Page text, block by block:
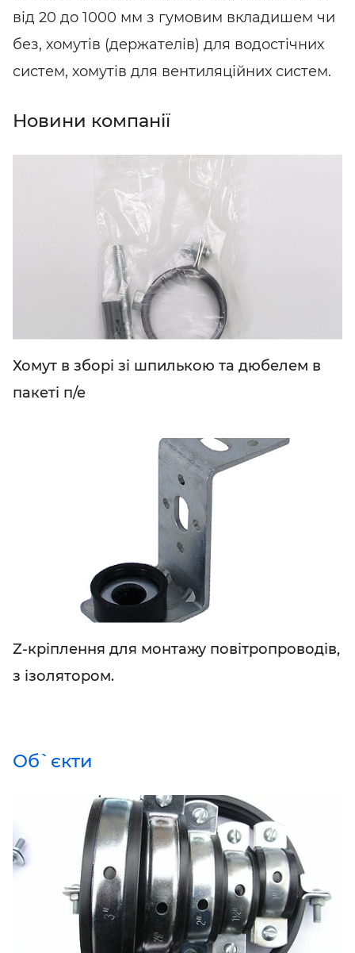
від 20 до 1000 мм з гумовим вкладишем чи
без, хомутів (держателів) для водостічних
систем, хомутів для вентиляційних систем.
Новини компанії
Хомут в зборі зі шпилькою та дюбелем в
пакеті п/е
Z-кріплення для монтажу повітропроводів,
з ізолятором.
Об`єкти